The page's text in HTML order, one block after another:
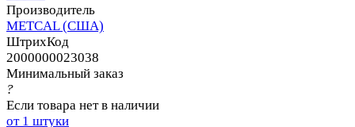
Производитель
METCAL (США)
ШтрихКод
2000000023038
Минимальный заказ
?
Если товара нет в наличии
от 1 штуки